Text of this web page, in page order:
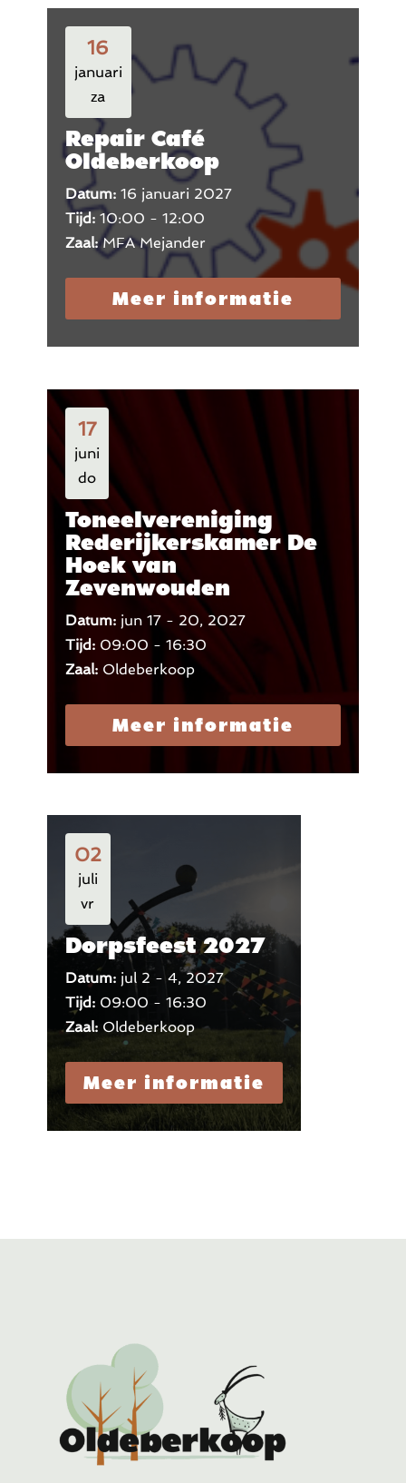
16
januari
za
Repair Café
Oldeberkoop
Datum: 16 januari 2027
Tijd: 10:00 - 12:00
Zaal:MFA Mejander
Meer informatie
17
juni
do
Toneelvereniging
Rederijkerskamer De
Hoek van
Zevenwouden
Datum: jun 17 - 20, 2027
Tijd: 09:00 - 16:30
Zaal: Oldeberkoop
Meer informatie
02
juli
vr
Dorpsfeest 2027
Datum: jul 2 - 4, 2027
Tijd: 09:00 - 16:30
Zaal: Oldeberkoop
Meer informatie